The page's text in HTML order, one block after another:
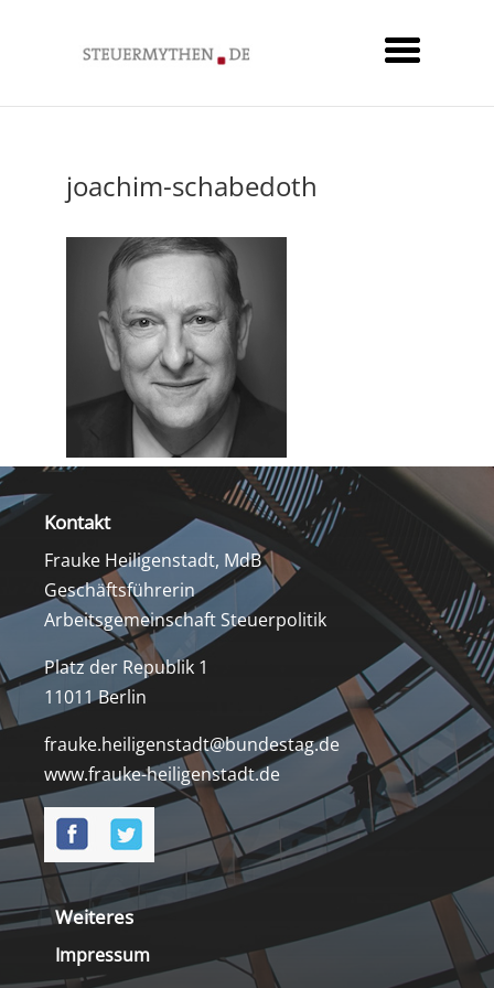
joachim-schabedoth
Kontakt
Frauke Heiligenstadt, MdB
Geschäftsführerin
Arbeitsgemeinschaft Steuerpolitik
Platz der Republik 1
11011 Berlin
frauke.heiligenstadt@bundestag.de
www.frauke-heiligenstadt.de
Weiteres
Impressum